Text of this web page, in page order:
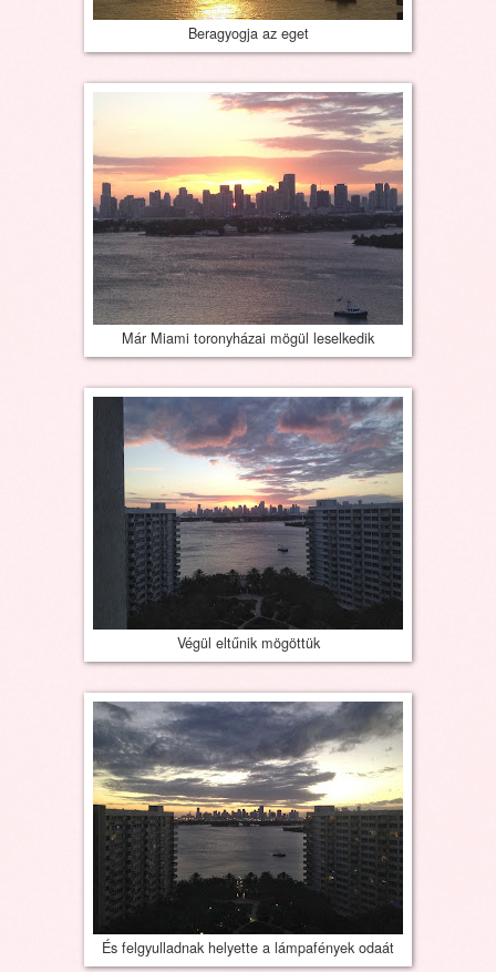
Beragyogja az eget
Már Miami toronyházai mögül leselkedik
Végül eltűnik mögöttük
És felgyulladnak helyette a lámpafények odaát